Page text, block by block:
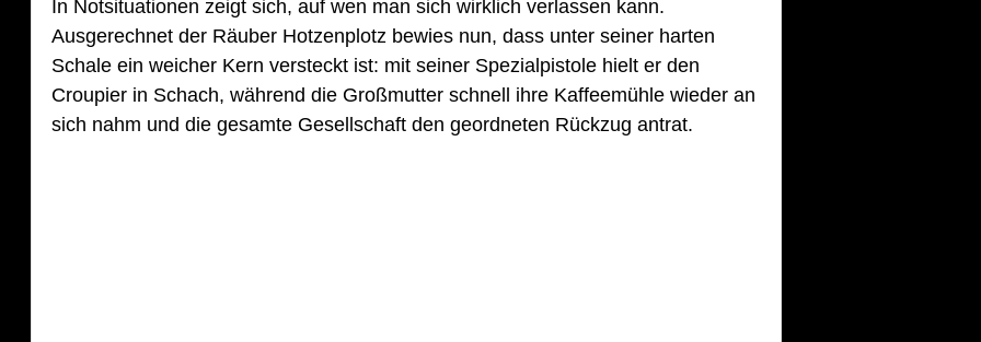
In Notsituationen zeigt sich, auf wen man sich wirklich verlassen kann.
Ausgerechnet der Räuber Hotzenplotz bewies nun, dass unter seiner harten
Schale ein weicher Kern versteckt ist: mit seiner Spezialpistole hielt er den
Croupier in Schach, während die Großmutter schnell ihre Kaffeemühle wieder an
sich nahm und die gesamte Gesellschaft den geordneten Rückzug antrat.